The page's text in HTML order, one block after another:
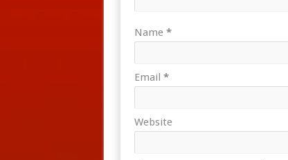
Name *
Email *
Website